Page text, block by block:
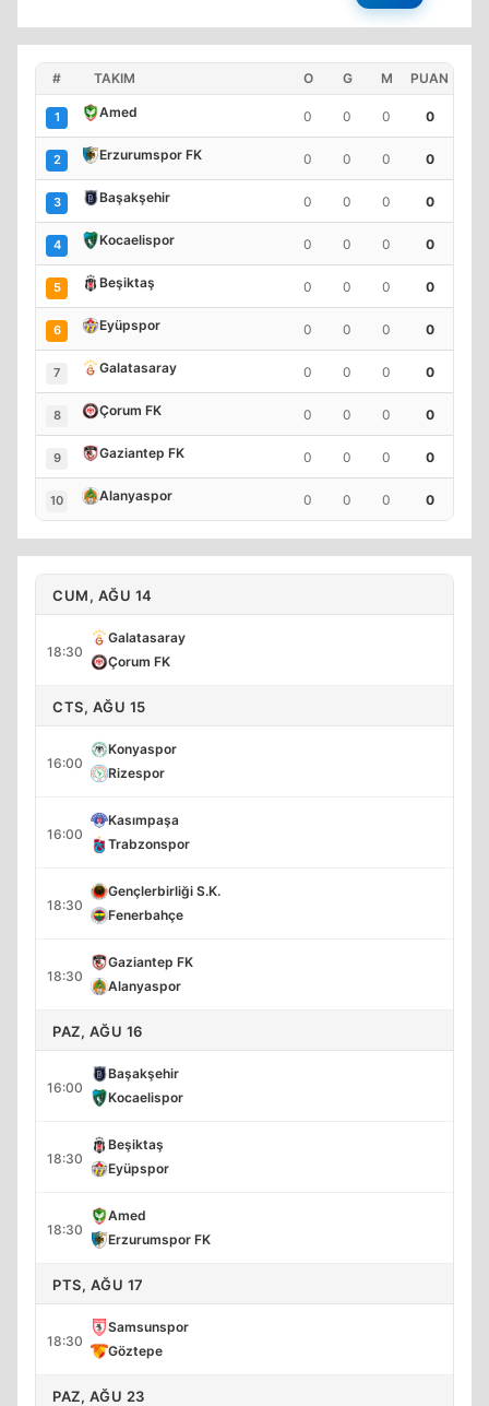
# TAKIM O G M PUAN
1 Amed 0 0 0 0
2 Erzurumspor FK 0 0 0 0
3 Başakşehir 0 0 0 0
4 Kocaelispor 0 0 0 0
5 Beşiktaş 0 0 0 0
6 Eyüpspor 0 0 0 0
7 Galatasaray 0 0 0 0
8 Çorum FK 0 0 0 0
9 Gaziantep FK 0 0 0 0
10 Alanyaspor 0 0 0 0
CUM, AĞU 14
18:30
Galatasaray
Çorum FK
CTS, AĞU 15
16:00
Konyaspor
Rizespor
16:00
Kasımpaşa
Trabzonspor
18:30
Gençlerbirliği S.K.
Fenerbahçe
18:30
Gaziantep FK
Alanyaspor
PAZ, AĞU 16
16:00
Başakşehir
Kocaelispor
18:30
Beşiktaş
Eyüpspor
18:30
Amed
Erzurumspor FK
PTS, AĞU 17
18:30
Samsunspor
Göztepe
PAZ, AĞU 23